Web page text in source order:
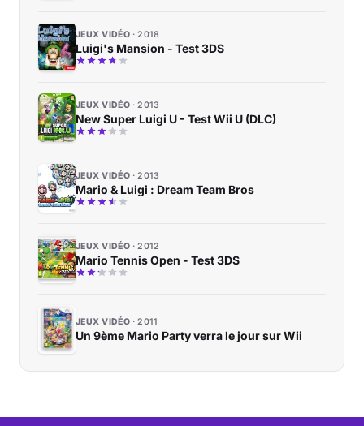
JEUX VIDÉO 2018
Luigi's Mansion - Test 3DS
JEUX VIDÉO 2013
New Super Luigi U - Test Wii U (DLC)
JEUX VIDÉO 2013
Mario & Luigi : Dream Team Bros
JEUX VIDÉO 2012
Mario Tennis Open - Test 3DS
JEUX VIDÉO 2011
Un 9ème Mario Party verra le jour sur Wii